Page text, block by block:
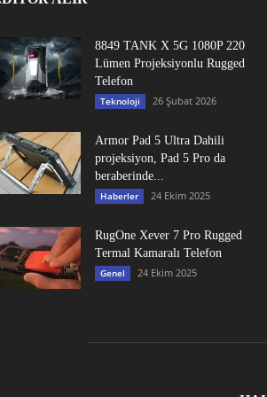
8849 TANK X 5G 1080P 220
Lümen Projeksiyonlu Rugged
Telefon
Teknoloji 26 Şubat 2026
Armor Pad 5 Ultra Dahili
projeksiyon, Pad 5 Pro da
beraberinde...
Haberler 24 Ekim 2025
RugOne Xever 7 Pro Rugged
Termal Kamaralı Telefon
Genel 24 Ekim 2025